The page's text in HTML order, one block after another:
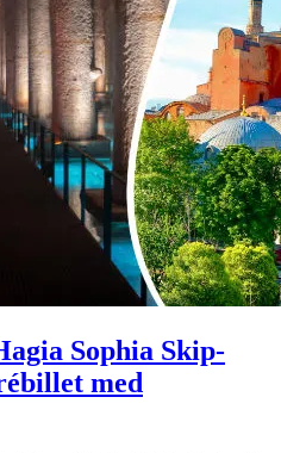
Sophia Skip-
med